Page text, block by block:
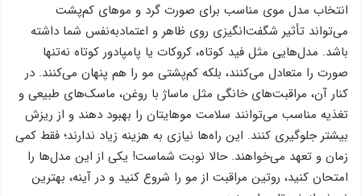
انتخاب مدل موی مناسب برای صورت گرد و موهای کم‌پشت
می‌تواند تأثیر شگفت‌انگیزی روی ظاهر و اعتمادبه‌نفس شما داشته
باشد. مدل‌هایی مثل فید کوتاه، کروکات یا پامپادور کوتاه نه‌تنها
صورت را متعادل می‌کنند، بلکه کم‌پشتی مو را هم پنهان می‌کنند. در
کنار آن، مراقبت‌های خانگی مثل ماساژ با روغن، ماسک‌های طبیعی و
تغذیه مناسب می‌توانند سلامت موهایتان را بهبود دهند و از ریزش
بیشتر جلوگیری کنند. این راه‌ها نیازی به هزینه زیاد ندارند؛ فقط کمی
زمان و تعهد می‌خواهند. حالا نوبت شماست! یکی از این مدل‌ها را
امتحان کنید، روتین مراقبت از مو را شروع کنید و در آینه، بهترین